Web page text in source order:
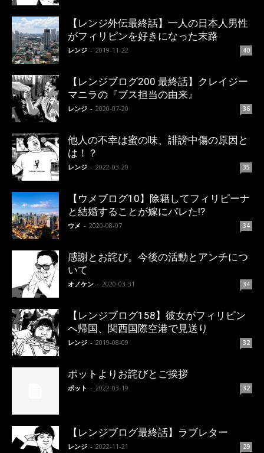
【レンジ外伝最終話】一人の日本人男性
がフィリピンを好きになった末路
レンジ - 2019-11-22 40
【レンジブログ200 最終話】クレイジー
マニラの『ブス担当の由来』
レンジ - 2020-07-20 36
他人の不幸は蜜の味、誹謗中傷の原因と
は！？
レンジ - 2022-03-20 35
【ウメブログ10】除籍してフィリピーナ
と結婚することが嫁にバレた!?
ウメ - 2020-08-07 34
感謝とお詫び。今後の活動とアンチにつ
いて
オノケン - 2020-03-31 34
【レンジブログ158】彼女がフィリピン
へ帰国、関西国際空港で見送り
レンジ - 2019-08-09 32
ポットよりお詫びとご挨拶
ポット - 2022-03-19 32
【レンジブログ最終話】ラブレター
レンジ - 2022-11-21 29